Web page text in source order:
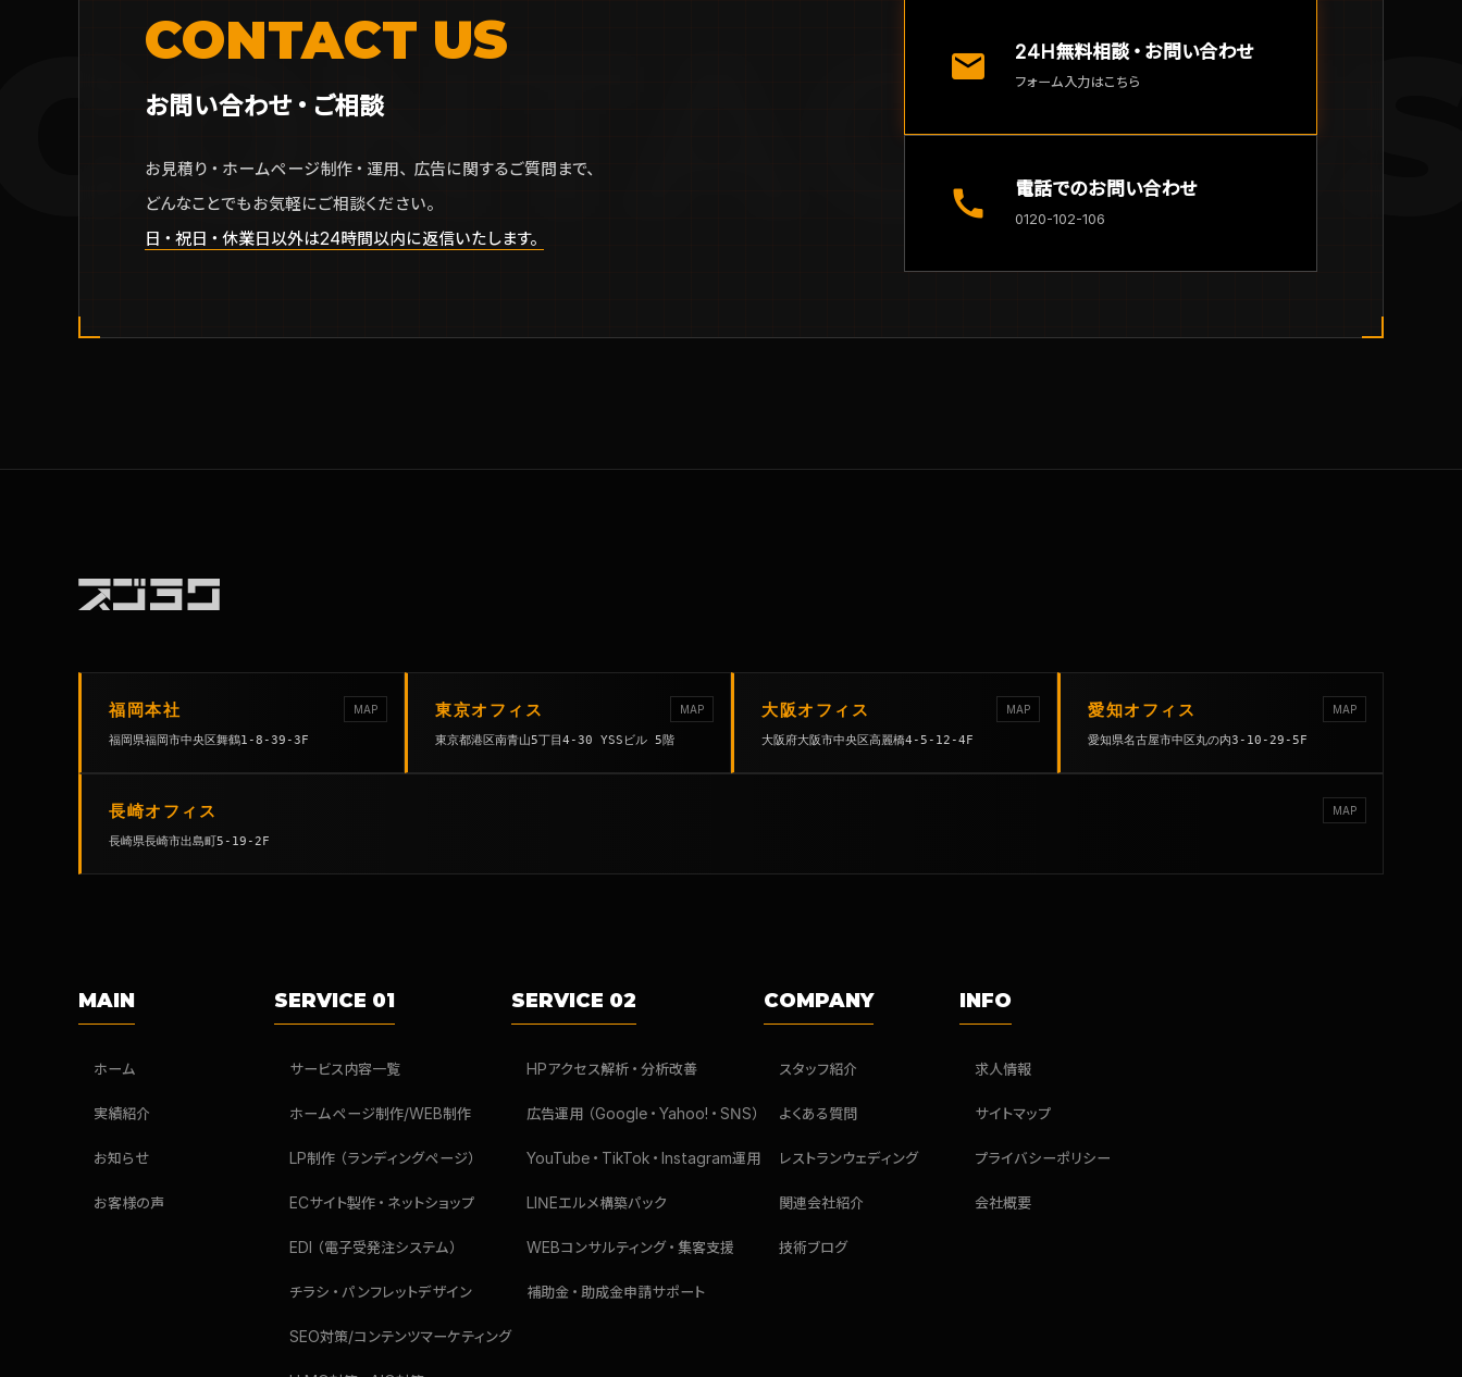
CONTACT US
お問い合わせ・ご相談
お見積り・ホームページ制作・運用、広告に関するご質問まで、
どんなことでもお気軽にご相談ください。
日・祝日・休業日以外は24時間以内に返信いたします。
mail 24H無料相談・お問い合わせ
フォーム入力はこちら
call 電話でのお問い合わせ
0120-102-106
福岡本社 MAP
福岡県福岡市中央区舞鶴1-8-39-3F
東京オフィス MAP
東京都港区南青山5丁目4-30 YSSビル 5階
大阪オフィス MAP
大阪府大阪市中央区高麗橋4-5-12-4F
愛知オフィス MAP
愛知県名古屋市中区丸の内3-10-29-5F
長崎オフィス MAP
長崎県長崎市出島町5-19-2F
MAIN
ホーム
実績紹介
お知らせ
お客様の声
SERVICE 01
サービス内容一覧
ホームページ制作/WEB制作
LP制作（ランディングページ）
ECサイト製作・ネットショップ
EDI（電子受発注システム）
チラシ・パンフレットデザイン
SEO対策/コンテンツマーケティング
SERVICE 02
HPアクセス解析・分析改善
広告運用（Google・Yahoo!・SNS）
YouTube・TikTok・Instagram運用
LINEエルメ構築パック
WEBコンサルティング・集客支援
補助金・助成金申請サポート
COMPANY
スタッフ紹介
よくある質問
レストランウェディング
関連会社紹介
技術ブログ
INFO
求人情報
サイトマップ
プライバシーポリシー
会社概要